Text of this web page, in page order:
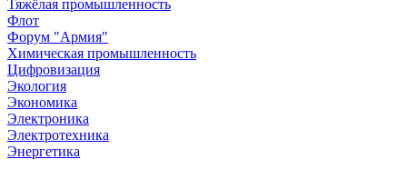
Тяжёлая промышленность
Флот
Форум "Армия"
Химическая промышленность
Цифровизация
Экология
Экономика
Электроника
Электротехника
Энергетика